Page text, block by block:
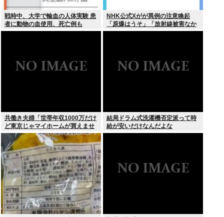
戦時中、大学で輸血の人体実験 患
者に動物の血使用、死亡例も
NHK公式Xがが異例の注意喚起
「原爆はうそ」「放射線被害なか
った」SNS拡散情報めぐり「荒唐
共働き夫婦「世帯年収1000万だけ
ど東京じゃマイホームが買えませ
ん 」
結局ドラム式洗濯機否定派って時
給が安いだけなんだよな